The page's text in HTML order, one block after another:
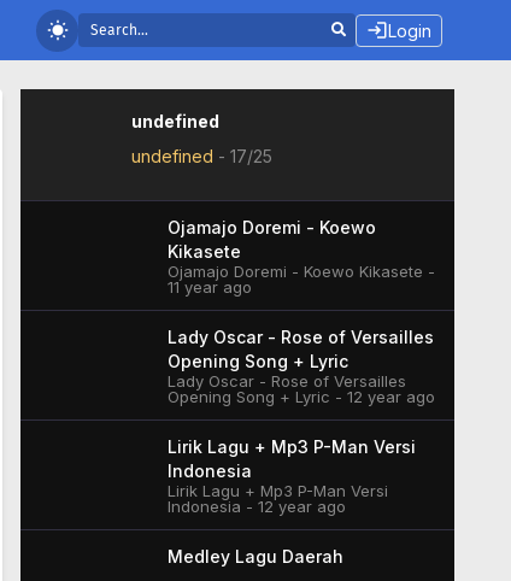
Login
undefined
undefined - 17/25
Ojamajo Doremi - Koewo
Kikasete
Ojamajo Doremi - Koewo Kikasete -
11 year ago
Lady Oscar - Rose of Versailles
Opening Song + Lyric
Lady Oscar - Rose of Versailles
Opening Song + Lyric - 12 year ago
Lirik Lagu + Mp3 P-Man Versi
Indonesia
Lirik Lagu + Mp3 P-Man Versi
Indonesia - 12 year ago
Medley Lagu Daerah